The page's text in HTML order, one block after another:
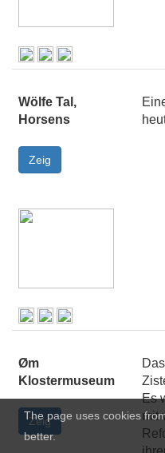
Wölfe Tal,
Horsens
Øm
Klostermuseum
Es
mit
The page uses cookies
better.